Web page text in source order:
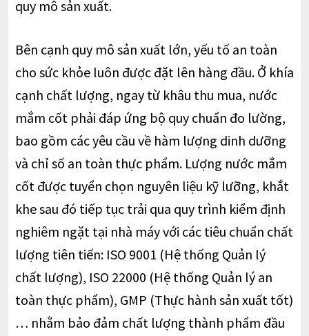
quy mô sản xuất.
Bên cạnh quy mô sản xuất lớn, yếu tố an toàn
cho sức khỏe luôn được đặt lên hàng đầu. Ở khía
cạnh chất lượng, ngay từ khâu thu mua, nước
mắm cốt phải đáp ứng bộ quy chuẩn đo lường,
bao gồm các yêu cầu về hàm lượng dinh dưỡng
và chỉ số an toàn thực phẩm. Lượng nước mắm
cốt được tuyển chọn nguyên liệu kỹ lưỡng, khắt
khe sau đó tiếp tục trải qua quy trình kiểm định
nghiêm ngặt tại nhà máy với các tiêu chuẩn chất
lượng tiên tiến: ISO 9001 (Hệ thống Quản lý
chất lượng), ISO 22000 (Hệ thống Quản lý an
toàn thực phẩm), GMP (Thực hành sản xuất tốt)
… nhằm bảo đảm chất lượng thành phẩm đầu